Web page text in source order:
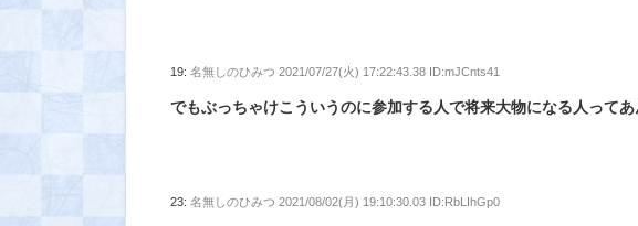
19:名無しのひみつ 2021/07/27(火) 17:22:43.38 ID:mJCnts41
でもぶっちゃけこういうのに参加する人で将来大物になる人って
23:名無しのひみつ 2021/08/02(月) 19:10:30.03 ID:RbLIhGp0